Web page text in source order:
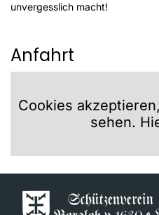
unvergesslich macht!
Anfahrt
Cookies
sehen.